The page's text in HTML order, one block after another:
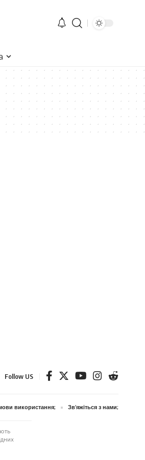
Follow US
використання; Зв’яжіться з нами;